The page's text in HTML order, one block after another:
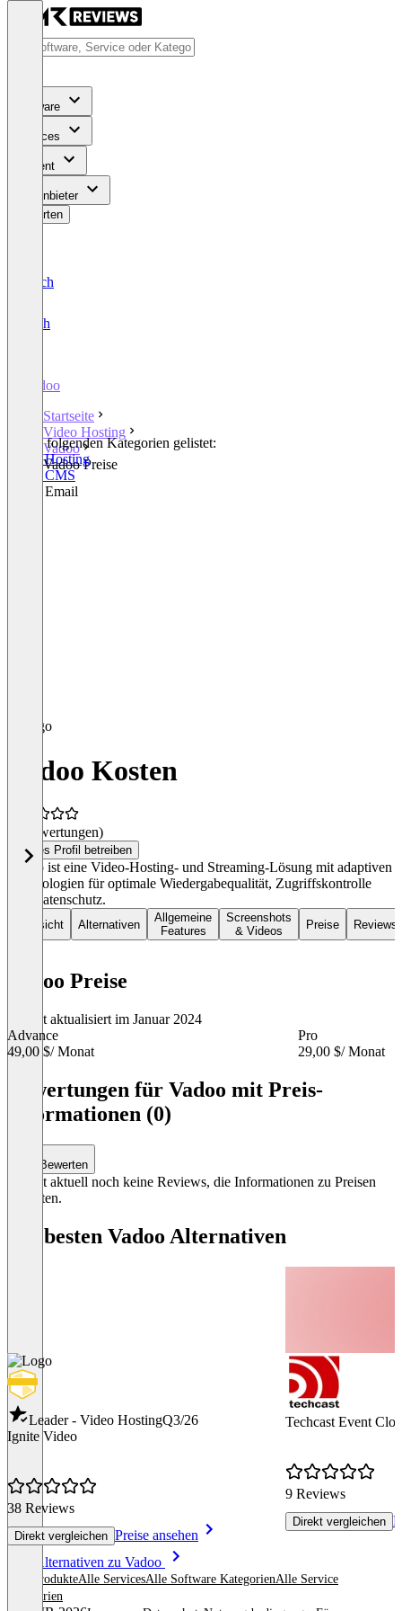
Software
Services
Content
Für Anbieter
Bewerten
Deutsch
English
Vadoo
Startseite
Video Hosting
Vadoo
Vadoo Preise
In den folgenden Kategorien gelistet:
Video Hosting
Video CMS
Video Email
Vadoo Kosten
(0 Bewertungen)
Dieses Profil betreiben
Vadoo ist eine Video-Hosting- und Streaming-Lösung mit adaptiven
Technologien für optimale Wiedergabequalität, Zugriffskontrolle
und Datenschutz.
Übersicht Alternativen
Allgemeine
Features
Screenshots
& Videos
Preise Reviews
Vadoo Preise
Zuletzt aktualisiert im Januar 2024
Advance
49,00 $/ Monat
Pro
29,00 $/ Monat
Bewertungen für Vadoo mit Preis-
Informationen (0)
Bewerten
Es gibt aktuell noch keine Reviews, die Informationen zu Preisen
enthalten.
Die besten Vadoo Alternativen
Leader - Video HostingQ3/26
Ignite Video
38 Reviews
Direkt vergleichen Preise ansehen
Techcast Event
9 Reviews
Direkt vergleichen
Alle Alternativen zu Vadoo
Alle ProdukteAlle ServicesAlle Software KategorienAlle Service
Kategorien